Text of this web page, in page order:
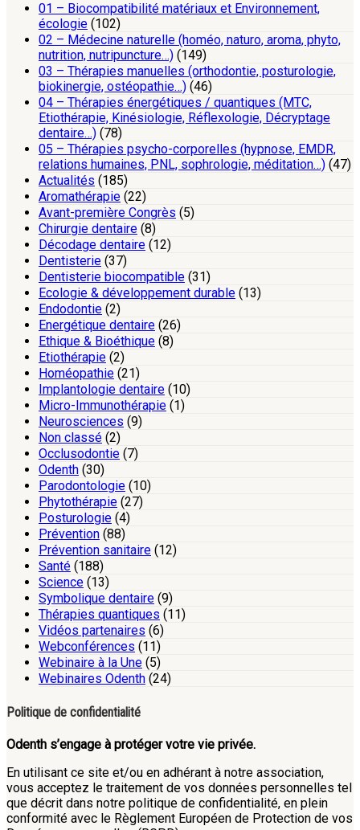
01 – Biocompatibilité matériaux et Environnement,
écologie (102)
02 – Médecine naturelle (homéo, naturo, aroma, phyto,
nutrition, nutripuncture…) (149)
03 – Thérapies manuelles (orthodontie, posturologie,
biokinergie, ostéopathie…) (46)
04 – Thérapies énergétiques / quantiques (MTC,
Etiothérapie, Kinésiologie, Réflexologie, Décryptage
dentaire…) (78)
05 – Thérapies psycho-corporelles (hypnose, EMDR,
relations humaines, PNL, sophrologie, méditation…) (47)
Actualités (185)
Aromathérapie (22)
Avant-première Congrès (5)
Chirurgie dentaire (8)
Décodage dentaire (12)
Dentisterie (37)
Dentisterie biocompatible (31)
Ecologie & développement durable (13)
Endodontie (2)
Energétique dentaire (26)
Ethique & Bioéthique (8)
Etiothérapie (2)
Homéopathie (21)
Implantologie dentaire (10)
Micro-Immunothérapie (1)
Neurosciences (9)
Non classé (2)
Occlusodontie (7)
Odenth (30)
Parodontologie (10)
Phytothérapie (27)
Posturologie (4)
Prévention (88)
Prévention sanitaire (12)
Santé (188)
Science (13)
Symbolique dentaire (9)
Thérapies quantiques (11)
Vidéos partenaires (6)
Webconférences (11)
Webinaire à la Une (5)
Webinaires Odenth (24)
Politique de confidentialité
Odenth s’engage à protéger votre vie privée.
En utilisant ce site et/ou en adhérant à notre association,
vous acceptez le traitement de vos données personnelles tel
que décrit dans notre politique de confidentialité, en plein
conformité avec le Règlement Européen de Protection de vos